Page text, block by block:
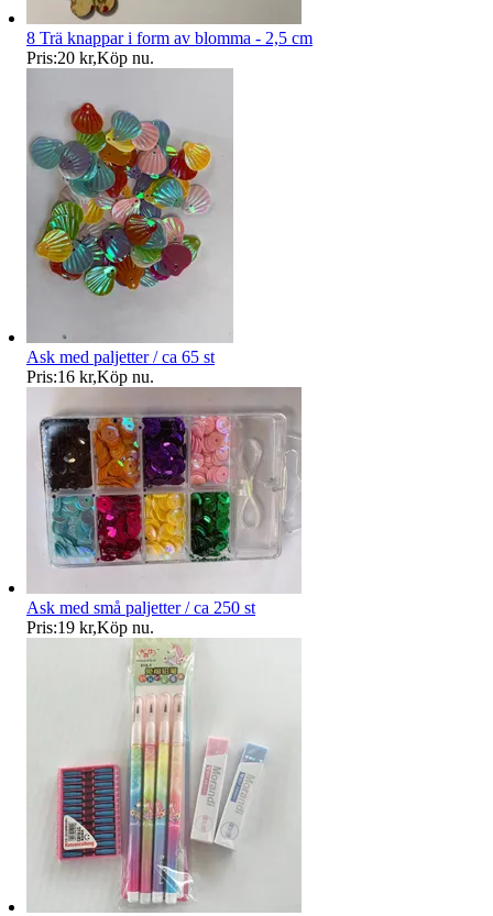
8 Trä knappar i form av blomma - 2,5 cm
Pris:20 kr,Köp nu.
Ask med paljetter / ca 65 st
Pris:16 kr,Köp nu.
Ask med små paljetter / ca 250 st
Pris:19 kr,Köp nu.